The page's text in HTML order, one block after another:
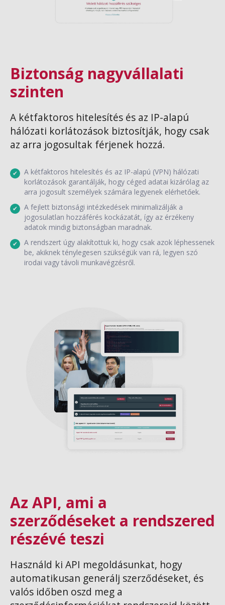
Biztonság nagyvállalati
szinten
A kétfaktoros hitelesítés és az IP-alapú
hálózati korlátozások biztosítják, hogy csak
az arra jogosultak férjenek hozzá.
A kétfaktoros hitelesítés és az IP-alapú (VPN) hálózati
korlátozások garantálják, hogy céged adatai kizárólag az
arra jogosult személyek számára legyenek elérhetőek.
A fejlett biztonsági intézkedések minimalizálják a
jogosulatlan hozzáférés kockázatát, így az érzékeny
adatok mindig biztonságban maradnak.
A rendszert úgy alakítottuk ki, hogy csak azok léphessenek
be, akiknek ténylegesen szükségük van rá, legyen szó
irodai vagy távoli munkavégzésről.
Az API, ami a
szerződéseket a rendszered
részévé teszi
Használd ki API megoldásunkat, hogy
automatikusan generálj szerződéseket, és
valós időben oszd meg a